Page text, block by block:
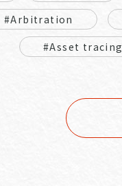
#Arbitration
#Asset tracing